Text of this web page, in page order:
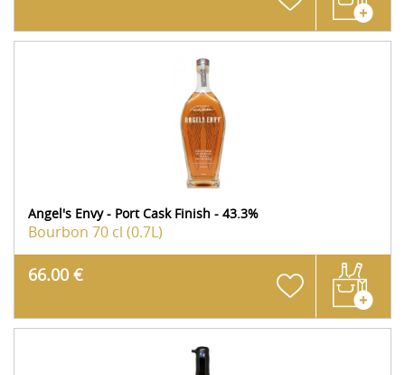
Angel's Envy - Port Cask Finish - 43.3%
Bourbon 70 cl (0.7L)
66.00 €